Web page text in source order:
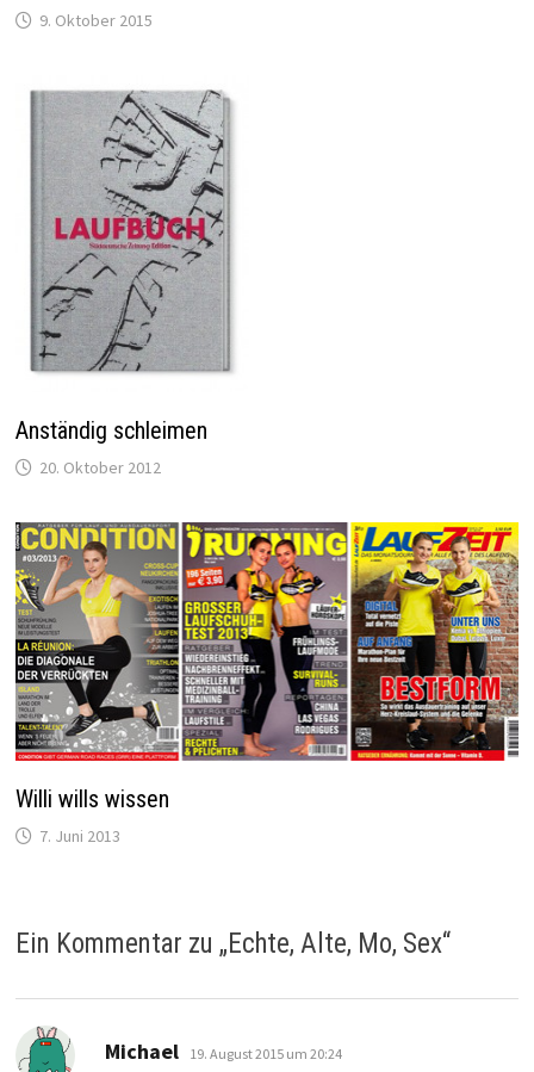
9. Oktober 2015
Anständig schleimen
20. Oktober 2012
Willi wills wissen
7. Juni 2013
Ein Kommentar zu „Echte, Alte, Mo, Sex“
Michael sagt:
19. August 2015 um 20:24